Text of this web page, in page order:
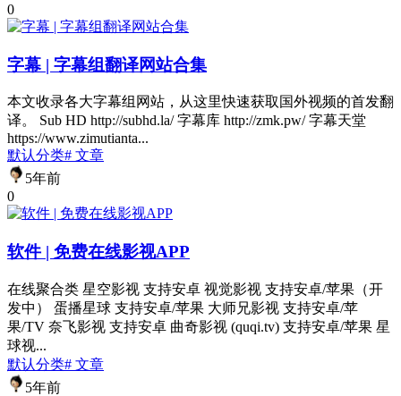
0
字幕 | 字幕组翻译网站合集
本文收录各大字幕组网站，从这里快速获取国外视频的首发翻
译。 Sub HD http://subhd.la/ 字幕库 http://zmk.pw/ 字幕天堂
https://www.zimutianta...
默认分类# 文章
5年前
0
软件 | 免费在线影视APP
在线聚合类 星空影视 支持安卓 视觉影视 支持安卓/苹果（开
发中） 蛋播星球 支持安卓/苹果 大师兄影视 支持安卓/苹
果/TV 奈飞影视 支持安卓 曲奇影视 (quqi.tv) 支持安卓/苹果 星
球视...
默认分类# 文章
5年前